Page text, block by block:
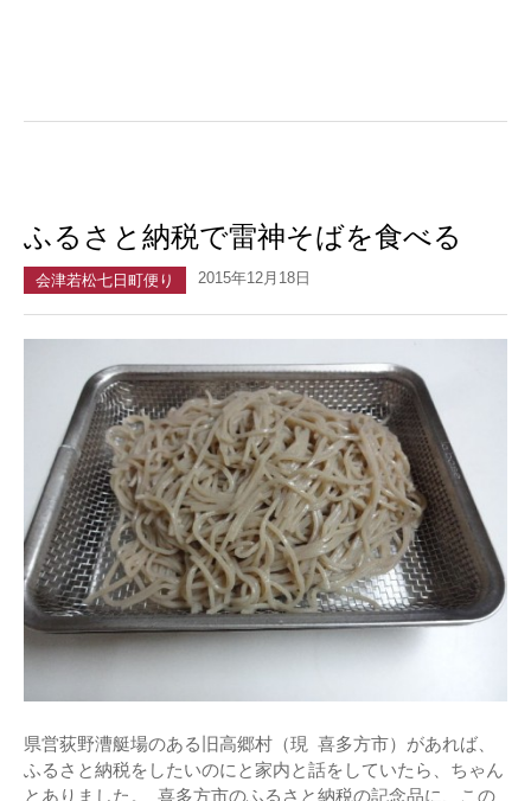
ふるさと納税で雷神そばを食べる
会津若松七日町便り 2015年12月18日
県営荻野漕艇場のある旧高郷村（現 喜多方市）があれば、
ふるさと納税をしたいのにと家内と話をしていたら、ちゃん
とありました。 喜多方市のふるさと納税の記念品に、この